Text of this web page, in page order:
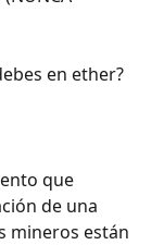
en ether?
que
de una
mineros están